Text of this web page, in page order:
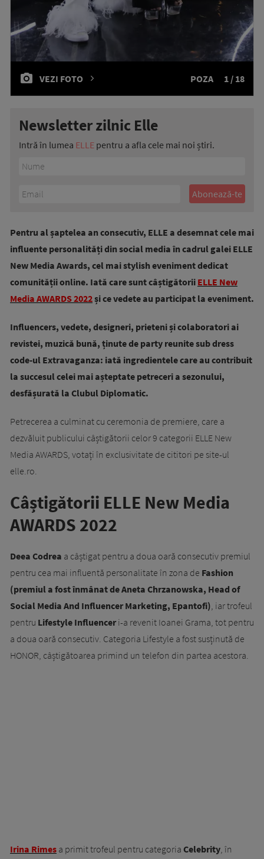
VEZI FOTO POZA 1 / 18
Newsletter zilnic Elle
Intră în lumea ELLE pentru a afla cele mai noi știri.
Pentru al șaptelea an consecutiv, ELLE a desemnat cele mai
influente personalități din social media în cadrul galei ELLE
New Media Awards, cel mai stylish eveniment dedicat
comunității online. Iată care sunt câștigătorii ELLE New
Media AWARDS 2022și ce vedete au participat la eveniment.
Influencers, vedete, designeri, prieteni și colaboratori ai
revistei, muzică bună, ținute de party reunite sub dress
code-ul Extravaganza: iată ingredientele care au contribuit
la succesul celei mai așteptate petreceri a sezonului,
desfășurată la Clubul Diplomatic.
Petrecerea a culminat cu ceremonia de premiere, care a
dezvăluit publicului câștigătorii celor 9 categorii ELLE New
Media AWARDS, votați în exclusivitate de cititori pe site-ul
elle.ro.
Câștigătorii ELLE New Media
AWARDS 2022
Deea Codrea a câștigat pentru a doua oară consecutiv premiul
pentru cea mai influentă personalitate în zona de Fashion
(premiul a fost înmânat de Aneta Chrzanowska, Head of
Social Media And Influencer Marketing, Epantofi), iar trofeul
pentru Lifestyle Influenceri-a revenit Ioanei Grama, tot pentru
a doua oară consecutiv. Categoria Lifestyle a fost susținută de
HONOR, câștigătoarea primind un telefon din partea acestora.
Irina Rimes a primit trofeul pentru categoria Celebrity, în